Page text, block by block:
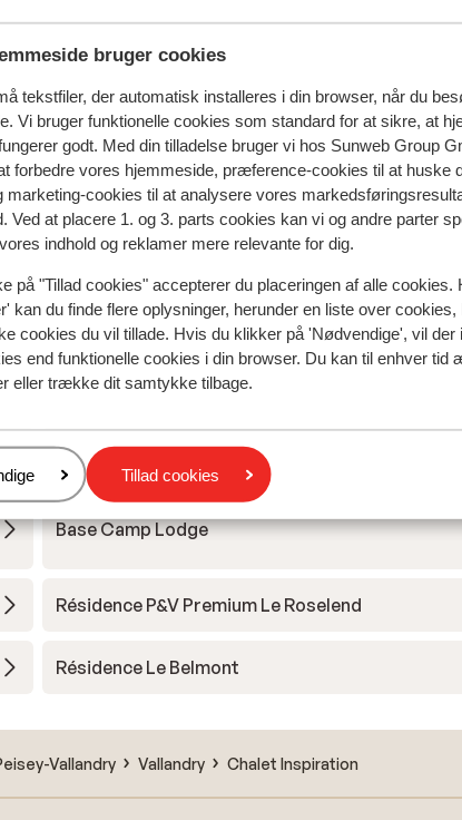
bruger cookies
tekstfiler, der automatisk installeres i din browser, når du
Vi bruger funktionelle cookies som standard for at sikre, at
godt. Med din tilladelse bruger vi hos Sunweb Group
forbedre vores hjemmeside, præference-cookies til at huske
marketing-cookies til at analysere vores
Ved at placere 1. og 3. parts cookies kan vi og andre parter
indhold og reklamer mere relevante for dig.
på "Tillad cookies" accepterer du placeringen af alle cookies.
kan du finde flere oplysninger, herunder en liste over
cookies du vil tillade. Hvis du klikker på 'Nødvendige', vil der
end funktionelle cookies i din browser. Du kan til enhver tid
eller trække dit samtykke tilbage.
Tillad cookies
Peisey-Vallandry
Les Chalets des Deux Domaines
Hôtel la Cachette
Base Camp Lodge
Résidence P&V Premium Le Roselend
Résidence Le Belmont
Vallandry Vallandry Chalet Inspiration